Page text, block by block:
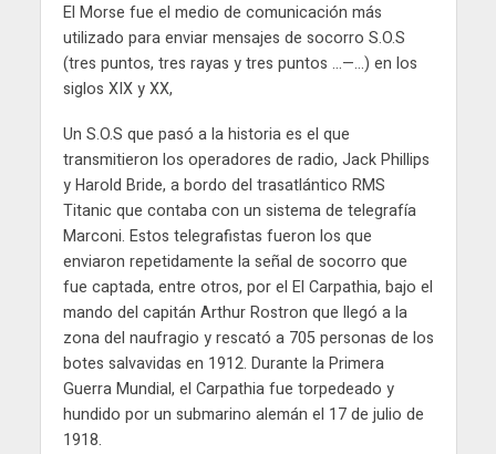
El Morse fue el medio de comunicación más
utilizado para enviar mensajes de socorro S.O.S
(tres puntos, tres rayas y tres puntos …—…) en los
siglos XIX y XX,
Un S.O.S que pasó a la historia es el que
transmitieron los operadores de radio, Jack Phillips
y Harold Bride, a bordo del trasatlántico RMS
Titanic que contaba con un sistema de telegrafía
Marconi. Estos telegrafistas fueron los que
enviaron repetidamente la señal de socorro que
fue captada, entre otros, por el El Carpathia, bajo el
mando del capitán Arthur Rostron que llegó a la
zona del naufragio y rescató a 705 personas de los
botes salvavidas en 1912. Durante la Primera
Guerra Mundial, el Carpathia fue torpedeado y
hundido por un submarino alemán el 17 de julio de
1918.